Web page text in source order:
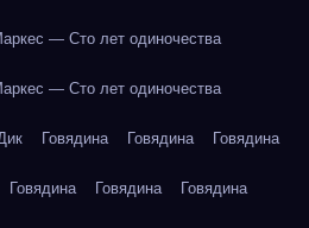
— Сто лет одиночества
— Сто лет одиночества
Говядина Говядина Говядина
Говядина Говядина Говядина